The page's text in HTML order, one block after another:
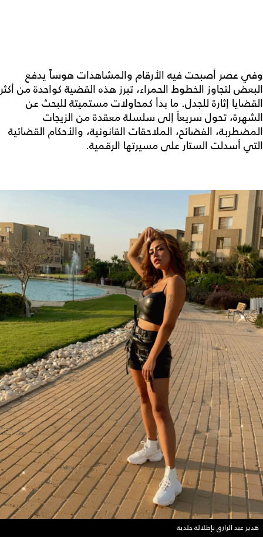
وفي عصر أصبحت فيه الأرقام والمشاهدات هوساً يدفع
البعض لتجاوز الخطوط الحمراء، تبرز هذه القضية كواحدة من أكثر
القضايا إثارة للجدل. ما بدأ كمحاولات مستميتة للبحث عن
الشهرة، تحول سريعاً إلى سلسلة معقدة من الزيجات
المضطربة، الفضائح، الملاحقات القانونية، والأحكام القضائية
التي أسدلت الستار على مسيرتها الرقمية.
هدير عبد الرازق بإطلالة جلدية